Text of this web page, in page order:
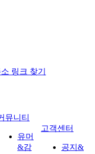
뮤니티
유머
&감
고객센터
공지&